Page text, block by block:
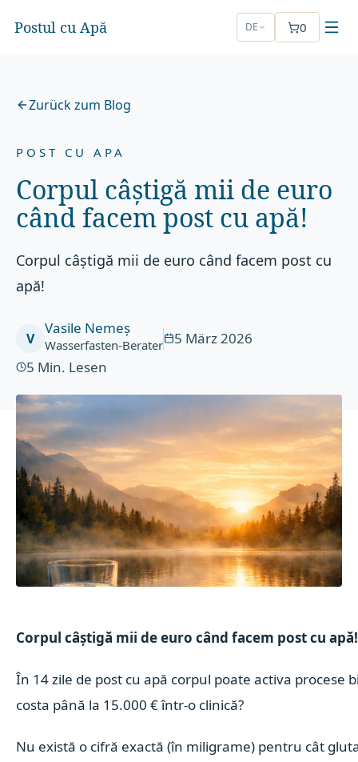
Postul cu Apă DE 0
Zurück zum Blog
POST CU APA
Corpul câștigă mii de euro
când facem post cu apă!
Corpul câștigă mii de euro când facem post cu
apă!
V
Vasile Nemeș
Wasserfasten-Berater
5 März 2026
5 Min. Lesen
Corpul câștigă mii de euro când facem post cu apă!
În 14 zile de post cu apă corpul poate activa procese
costa până la 15.000 € într-o clinică?
Nu există o cifră exactă (în miligrame) pentru cât